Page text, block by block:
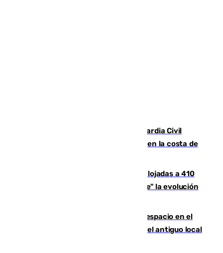
Persecución en Punta Umbría: la Guardia Civil
interviene más de 800 kilos de cocaína en la costa de
El incendio de Niebla mantiene desalojadas a 410
personas que siguen con "incertidumbre" la evolución
Las marcas internacionales ganan espacio en el
Centro de Málaga: la Tagliatella abre en el antiguo local